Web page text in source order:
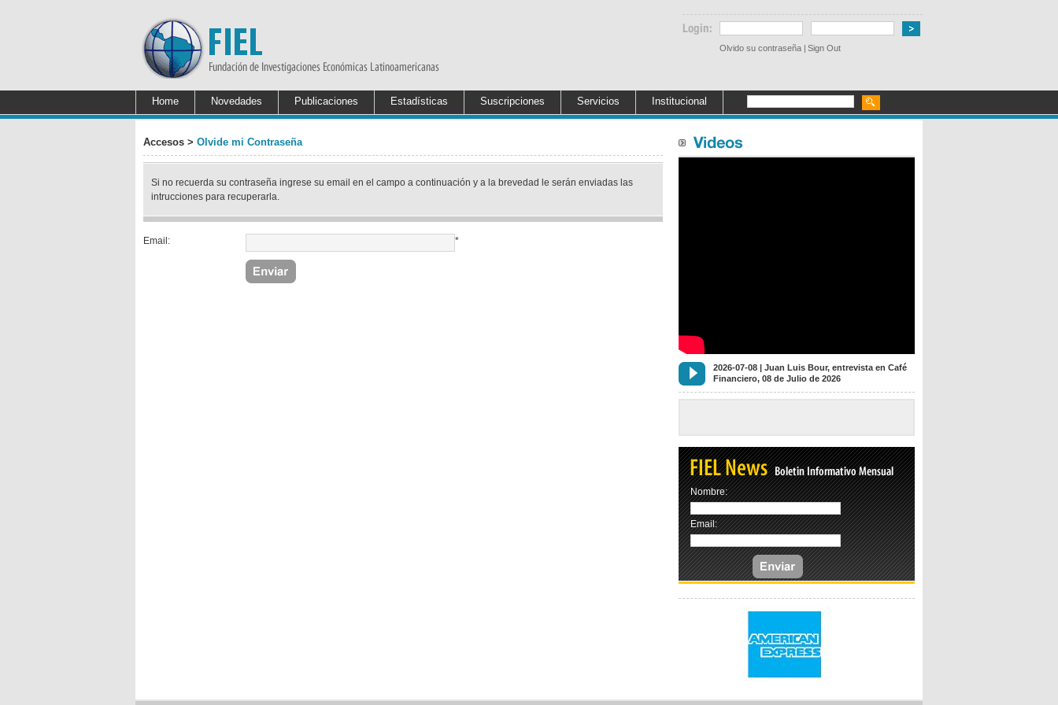
Olvido su contraseña | Sign Out
Home Novedades Publicaciones Estadísticas Suscripciones Servicios Institucional
Accesos > Olvide mi Contraseña
Si no recuerda su contraseña ingrese su email en el campo a continuación y a la brevedad le serán enviadas las
intrucciones para recuperarla.
Email: *
2026-07-08 | Juan Luis Bour, entrevista en Café
Financiero, 08 de Julio de 2026
Nombre:
Email: